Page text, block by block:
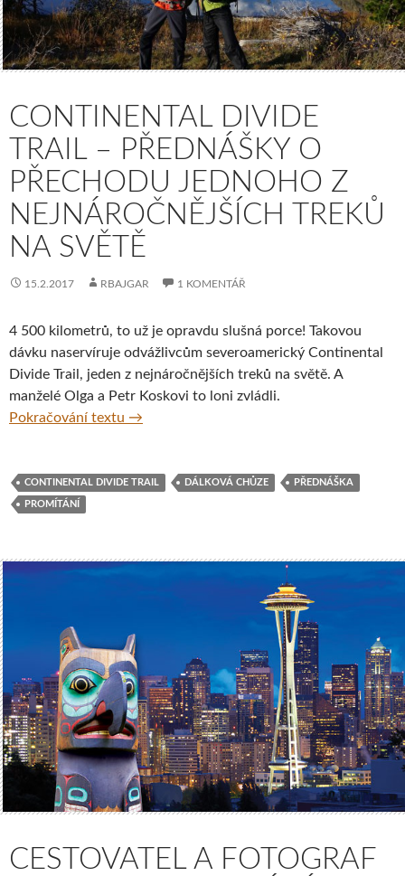
CONTINENTAL DIVIDE
TRAIL – PŘEDNÁŠKY O
PŘECHODU JEDNOHO Z
NEJNÁROČNĚJŠÍCH TREKŮ
NA SVĚTĚ
15.2.2017 RBAJGAR 1 KOMENTÁŘ
4 500 kilometrů, to už je opravdu slušná porce! Takovou
dávku naservíruje odvážlivcům severoamerický Continental
Divide Trail, jeden z nejnáročnějších treků na světě. A
manželé Olga a Petr Koskovi to loni zvládli.
Pokračování textu Continental Divide Trail – Přednášky o
→
CONTINENTAL DIVIDE TRAIL DÁLKOVÁ CHŮZE PŘEDNÁŠKA
PROMÍTÁNÍ
CESTOVATEL A FOTOGRAF